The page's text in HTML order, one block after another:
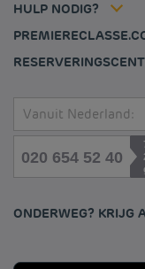
HULP NODIG?
Vanuit Nederland:
020 654 52 40
ONDERWEG? KRIJG